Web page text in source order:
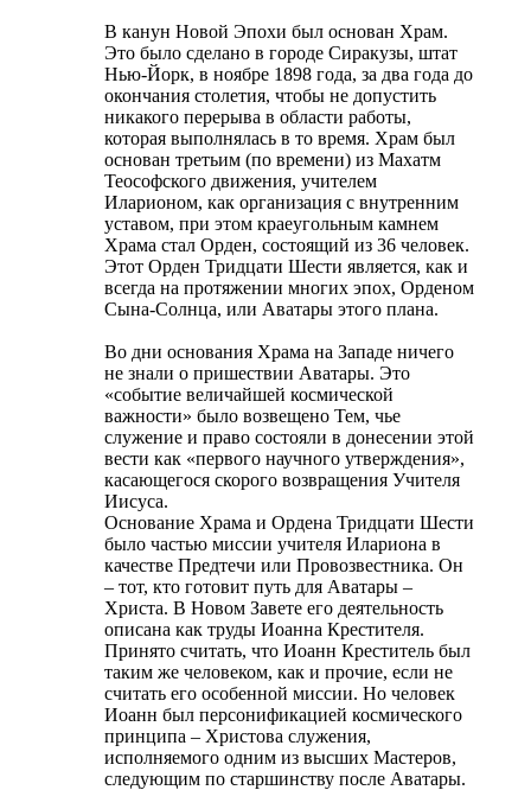
В канун Новой Эпохи был основан Храм.
Это было сделано в городе Сиракузы, штат
Нью-Йорк, в ноябре 1898 года, за два года до
окончания столетия, чтобы не допустить
никакого перерыва в области работы,
которая выполнялась в то время. Храм был
основан третьим (по времени) из Махатм
Теософского движения, учителем
Иларионом, как организация с внутренним
уставом, при этом краеугольным камнем
Храма стал Орден, состоящий из 36 человек.
Этот Орден Тридцати Шести является, как и
всегда на протяжении многих эпох, Орденом
Сына-Солнца, или Аватары этого плана.
Во дни основания Храма на Западе ничего
не знали о пришествии Аватары. Это
«событие величайшей космической
важности» было возвещено Тем, чье
служение и право состояли в донесении этой
вести как «первого научного утверждения»,
касающегося скорого возвращения Учителя
Иисуса.
Основание Храма и Ордена Тридцати Шести
было частью миссии учителя Илариона в
качестве Предтечи или Провозвестника. Он
– тот, кто готовит путь для Аватары –
Христа. В Новом Завете его деятельность
описана как труды Иоанна Крестителя.
Принято считать, что Иоанн Креститель был
таким же человеком, как и прочие, если не
считать его особенной миссии. Но человек
Иоанн был персонификацией космического
принципа – Христова служения,
исполняемого одним из высших Мастеров,
следующим по старшинству после Аватары.